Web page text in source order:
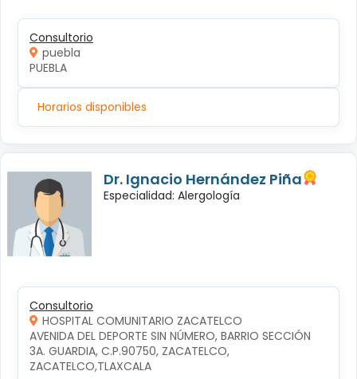
Consultorio
puebla
PUEBLA
Horarios disponibles
Dr. Ignacio Hernández Piña
Especialidad: Alergología
Consultorio
HOSPITAL COMUNITARIO ZACATELCO
AVENIDA DEL DEPORTE SIN NÚMERO, BARRIO SECCIÓN
3A. GUARDIA, C.P.90750, ZACATELCO,
ZACATELCO,TLAXCALA